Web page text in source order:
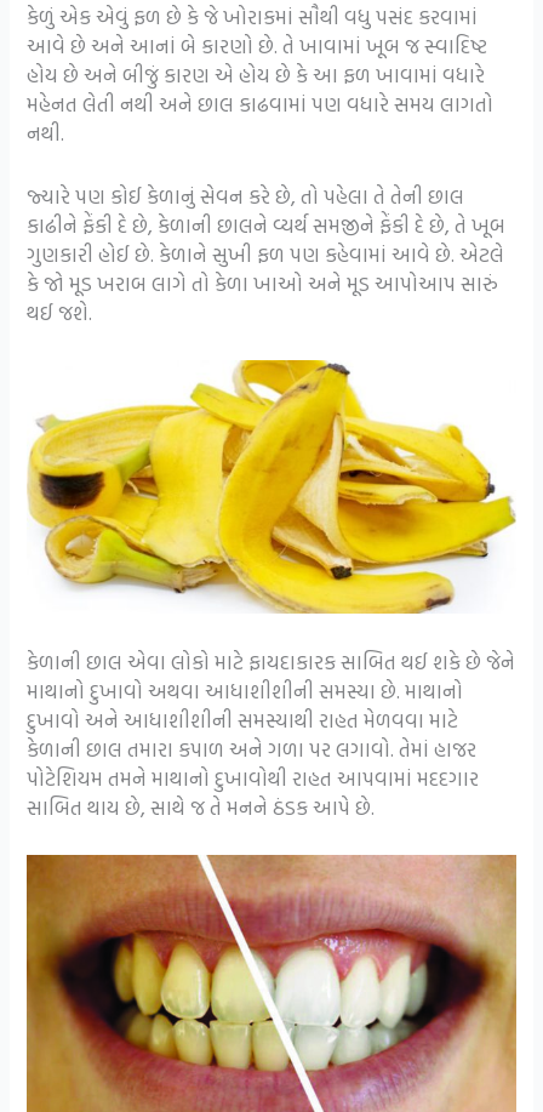
કેળું એક એવું ફળ છે કે જે ખોરાકમાં સૌથી વધુ પસંદ કરવામાં
આવે છે અને આનાં બે કારણો છે. તે ખાવામાં ખૂબ જ સ્વાદિષ્ટ
હોય છે અને બીજું કારણ એ હોય છે કે આ ફળ ખાવામાં વધારે
મહેનત લેતી નથી અને છાલ કાઢવામાં પણ વધારે સમય લાગતો
નથી.
જ્યારે પણ કોઈ કેળાનું સેવન કરે છે, તો પહેલા તે તેની છાલ
કાઢીને ફેંકી દે છે, કેળાની છાલને વ્યર્થ સમજીને ફેંકી દે છે, તે ખૂબ
ગુણકારી હોઈ છે. કેળાને સુખી ફળ પણ કહેવામાં આવે છે. એટલે
કે જો મૂડ ખરાબ લાગે તો કેળા ખાઓ અને મૂડ આપોઆપ સારું
થઈ જશે.
કેળાની છાલ એવા લોકો માટે ફાયદાકારક સાબિત થઈ શકે છે જેને
માથાનો દુખાવો અથવા આધાશીશીની સમસ્યા છે. માથાનો
દુખાવો અને આધાશીશીની સમસ્યાથી રાહત મેળવવા માટે
કેળાની છાલ તમારા કપાળ અને ગળા પર લગાવો. તેમાં હાજર
પોટેશિયમ તમને માથાનો દુખાવોથી રાહત આપવામાં મદદગાર
સાબિત થાય છે, સાથે જ તે મનને ઠંડક આપે છે.